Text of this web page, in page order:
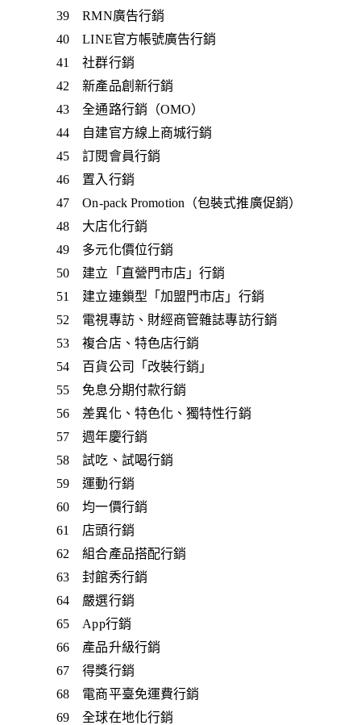
39 RMN廣告行銷
40 LINE官方帳號廣告行銷
41 社群行銷
42 新產品創新行銷
43 全通路行銷（OMO）
44 自建官方線上商城行銷
45 訂閱會員行銷
46 置入行銷
47 On-pack Promotion（包裝式推廣促銷）
48 大店化行銷
49 多元化價位行銷
50 建立「直營門市店」行銷
51 建立連鎖型「加盟門市店」行銷
52 電視專訪、財經商管雜誌專訪行銷
53 複合店、特色店行銷
54 百貨公司「改裝行銷」
55 免息分期付款行銷
56 差異化、特色化、獨特性行銷
57 週年慶行銷
58 試吃、試喝行銷
59 運動行銷
60 均一價行銷
61 店頭行銷
62 組合產品搭配行銷
63 封館秀行銷
64 嚴選行銷
65 App行銷
66 產品升級行銷
67 得獎行銷
68 電商平臺免運費行銷
69 全球在地化行銷